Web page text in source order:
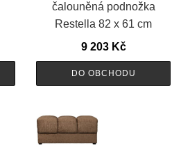
čalouněná podnožka
Restella 82 x 61 cm
9 203 Kč
DO OBCHODU